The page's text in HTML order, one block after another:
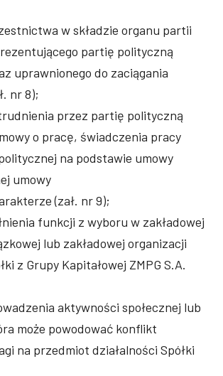
w składzie organu partii
partię polityczną
uprawnionego do zaciągania
nr 8);
przez partię polityczną
o pracę, świadczenia pracy
na podstawie umowy
umowy
(zał. nr 9);
funkcji z wyboru w zakładowej
lub zakładowej organizacji
z Grupy Kapitałowej ZMPG S.A.
aktywności społecznej lub
może powodować konflikt
na przedmiot działalności Spółki